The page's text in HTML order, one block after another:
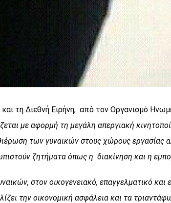
τη Διεθνή Ειρήνη, από τον Οργανισμό
με αφορμή τη μεγάλη απεργιακή
των γυναικών στους χώρους εργασίας
ζητήματα όπως η διακίνηση και η
στον οικογενειακό, επαγγελματικό και
την οικονομική ασφάλεια και τα